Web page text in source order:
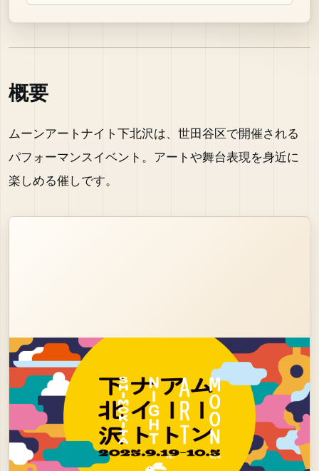
概要
ムーンアートナイト下北沢は、世田谷区で開催される
パフォーマンスイベント。アートや舞台表現を身近に
楽しめる催しです。